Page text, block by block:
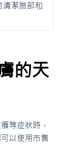
清潔臉部和
的天
等症狀時，
以使用市售